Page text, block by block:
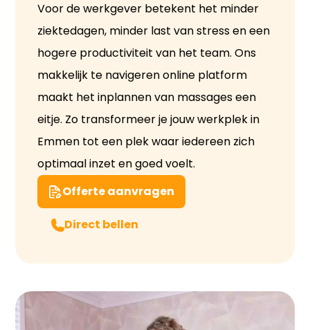
Voor de werkgever betekent het minder
ziektedagen, minder last van stress en een
hogere productiviteit van het team. Ons
makkelijk te navigeren online platform
maakt het inplannen van massages een
eitje. Zo transformeer je jouw werkplek in
Emmen tot een plek waar iedereen zich
optimaal inzet en goed voelt.
Offerte aanvragen
Direct bellen